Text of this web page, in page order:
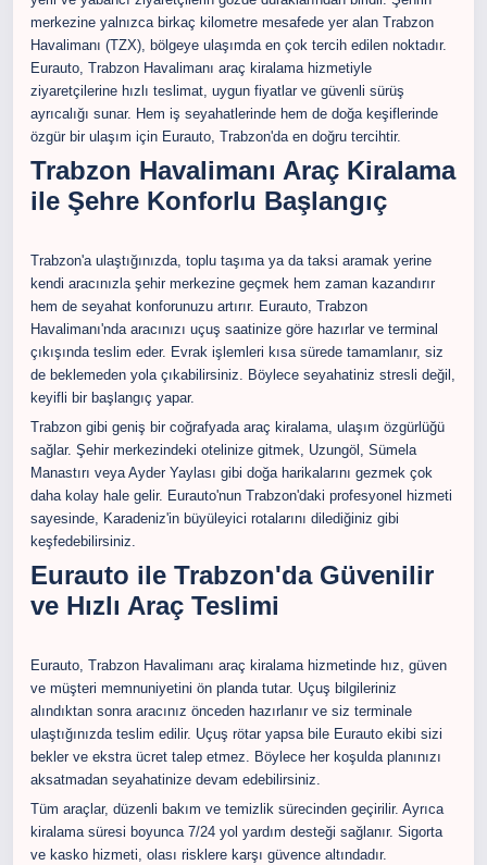
merkezine yalnızca birkaç kilometre mesafede yer alan Trabzon
Havalimanı (TZX), bölgeye ulaşımda en çok tercih edilen noktadır.
Eurauto, Trabzon Havalimanı araç kiralama hizmetiyle
ziyaretçilerine hızlı teslimat, uygun fiyatlar ve güvenli sürüş
ayrıcalığı sunar. Hem iş seyahatlerinde hem de doğa keşiflerinde
özgür bir ulaşım için Eurauto, Trabzon'da en doğru tercihtir.
Trabzon Havalimanı Araç Kiralama
ile Şehre Konforlu Başlangıç
Trabzon'a ulaştığınızda, toplu taşıma ya da taksi aramak yerine
kendi aracınızla şehir merkezine geçmek hem zaman kazandırır
hem de seyahat konforunuzu artırır. Eurauto, Trabzon
Havalimanı'nda aracınızı uçuş saatinize göre hazırlar ve terminal
çıkışında teslim eder. Evrak işlemleri kısa sürede tamamlanır, siz
de beklemeden yola çıkabilirsiniz. Böylece seyahatiniz stresli değil,
keyifli bir başlangıç yapar.
Trabzon gibi geniş bir coğrafyada araç kiralama, ulaşım özgürlüğü
sağlar. Şehir merkezindeki otelinize gitmek, Uzungöl, Sümela
Manastırı veya Ayder Yaylası gibi doğa harikalarını gezmek çok
daha kolay hale gelir. Eurauto'nun Trabzon'daki profesyonel hizmeti
sayesinde, Karadeniz'in büyüleyici rotalarını dilediğiniz gibi
keşfedebilirsiniz.
Eurauto ile Trabzon'da Güvenilir
ve Hızlı Araç Teslimi
Eurauto, Trabzon Havalimanı araç kiralama hizmetinde hız, güven
ve müşteri memnuniyetini ön planda tutar. Uçuş bilgileriniz
alındıktan sonra aracınız önceden hazırlanır ve siz terminale
ulaştığınızda teslim edilir. Uçuş rötar yapsa bile Eurauto ekibi sizi
bekler ve ekstra ücret talep etmez. Böylece her koşulda planınızı
aksatmadan seyahatinize devam edebilirsiniz.
Tüm araçlar, düzenli bakım ve temizlik sürecinden geçirilir. Ayrıca
kiralama süresi boyunca 7/24 yol yardım desteği sağlanır. Sigorta
ve kasko hizmeti, olası risklere karşı güvence altındadır.